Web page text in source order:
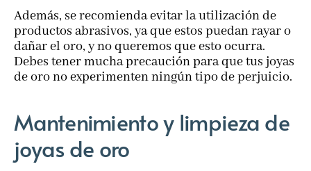
Además, se recomienda evitar la utilización de
productos abrasivos, ya que estos puedan rayar o
dañar el oro, y no queremos que esto ocurra.
Debes tener mucha precaución para que tus joyas
de oro no experimenten ningún tipo de perjuicio.
Mantenimiento y limpieza de
joyas de oro